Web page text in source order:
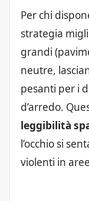
Per chi
strategia
grandi
neutre,
pesanti per i
d’arredo.
leggibilità
l’occhio si
violenti in